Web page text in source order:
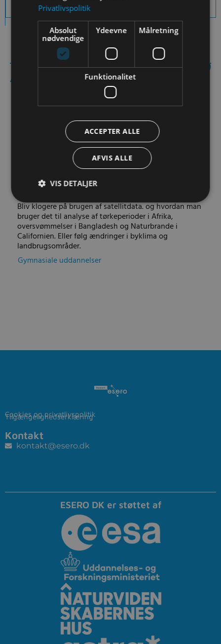
Download sidens indhold som PDF
Andre aktiviteter:
ESA-satellitbilleder i
Bliv klogere på brugen af satellitdata. og hvordan man
bruger det til analyse af tørkeperioder i Afrika,
oversvømmelser i Bangladesh og Naturbrande i
Californien. Eller følg ændringer i byklima og
landbrugsområder.
Gymnasiale uddannelser
Cookies og privatlivspolitik
Tilgængelighedserklæring
Kontakt
kontakt@esero.dk
ESERO DK er støttet af
Privatlivspolitik
Absolut
nødvendige
Ydeevne Målretning
Funktionalitet
ACCEPTER ALLE
AFVIS ALLE
VIS DETALJER